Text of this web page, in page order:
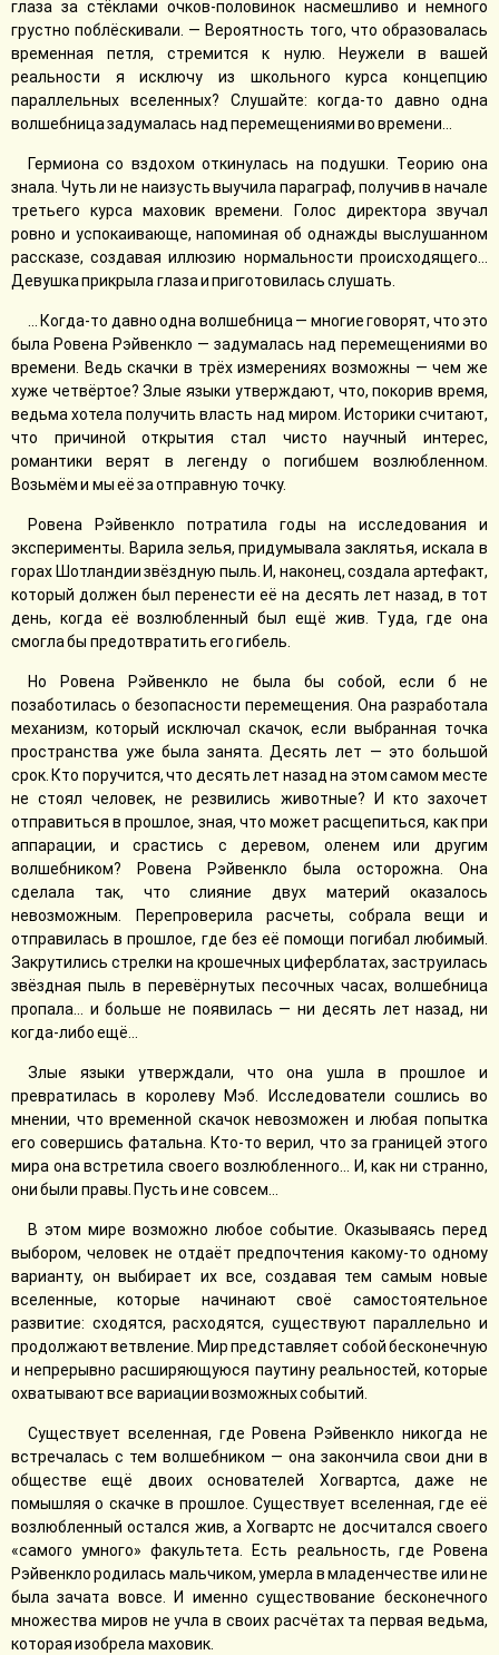
глаза за стёклами очков-половинок насмешливо и немного
грустно поблёскивали. — Вероятность того, что образовалась
временная петля, стремится к нулю. Неужели в вашей
реальности я исключу из школьного курса концепцию
параллельных вселенных? Слушайте: когда-то давно одна
волшебница задумалась над перемещениями во времени…
Гермиона со вздохом откинулась на подушки. Теорию она
знала. Чуть ли не наизусть выучила параграф, получив в начале
третьего курса маховик времени. Голос директора звучал
ровно и успокаивающе, напоминая об однажды выслушанном
рассказе, создавая иллюзию нормальности происходящего…
Девушка прикрыла глаза и приготовилась слушать.
… Когда-то давно одна волшебница — многие говорят, что это
была Ровена Рэйвенкло — задумалась над перемещениями во
времени. Ведь скачки в трёх измерениях возможны — чем же
хуже четвёртое? Злые языки утверждают, что, покорив время,
ведьма хотела получить власть над миром. Историки считают,
что причиной открытия стал чисто научный интерес,
романтики верят в легенду о погибшем возлюбленном.
Возьмём и мы её за отправную точку.
Ровена Рэйвенкло потратила годы на исследования и
эксперименты. Варила зелья, придумывала заклятья, искала в
горах Шотландии звёздную пыль. И, наконец, создала артефакт,
который должен был перенести её на десять лет назад, в тот
день, когда её возлюбленный был ещё жив. Туда, где она
смогла бы предотвратить его гибель.
Но Ровена Рэйвенкло не была бы собой, если б не
позаботилась о безопасности перемещения. Она разработала
механизм, который исключал скачок, если выбранная точка
пространства уже была занята. Десять лет — это большой
срок. Кто поручится, что десять лет назад на этом самом месте
не стоял человек, не резвились животные? И кто захочет
отправиться в прошлое, зная, что может расщепиться, как при
аппарации, и срастись с деревом, оленем или другим
волшебником? Ровена Рэйвенкло была осторожна. Она
сделала так, что слияние двух материй оказалось
невозможным. Перепроверила расчеты, собрала вещи и
отправилась в прошлое, где без её помощи погибал любимый.
Закрутились стрелки на крошечных циферблатах, заструилась
звёздная пыль в перевёрнутых песочных часах, волшебница
пропала… и больше не появилась — ни десять лет назад, ни
когда-либо ещё…
Злые языки утверждали, что она ушла в прошлое и
превратилась в королеву Мэб. Исследователи сошлись во
мнении, что временной скачок невозможен и любая попытка
его совершись фатальна. Кто-то верил, что за границей этого
мира она встретила своего возлюбленного… И, как ни странно,
они были правы. Пусть и не совсем…
В этом мире возможно любое событие. Оказываясь перед
выбором, человек не отдаёт предпочтения какому-то одному
варианту, он выбирает их все, создавая тем самым новые
вселенные, которые начинают своё самостоятельное
развитие: сходятся, расходятся, существуют параллельно и
продолжают ветвление. Мир представляет собой бесконечную
и непрерывно расширяющуюся паутину реальностей, которые
охватывают все вариации возможных событий.
Существует вселенная, где Ровена Рэйвенкло никогда не
встречалась с тем волшебником — она закончила свои дни в
обществе ещё двоих основателей Хогвартса, даже не
помышляя о скачке в прошлое. Существует вселенная, где её
возлюбленный остался жив, а Хогвартс не досчитался своего
«самого умного» факультета. Есть реальность, где Ровена
Рэйвенкло родилась мальчиком, умерла в младенчестве или не
была зачата вовсе. И именно существование бесконечного
множества миров не учла в своих расчётах та первая ведьма,
которая изобрела маховик.